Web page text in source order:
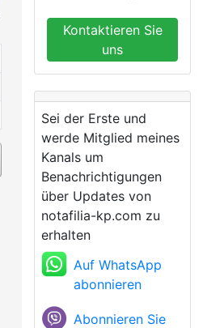
Kontaktieren Sie
uns
Sei der Erste und
werde Mitglied meines
Kanals um
Benachrichtigungen
über Updates von
notafilia-kp.com zu
erhalten
Auf WhatsApp
abonnieren
Abonnieren Sie